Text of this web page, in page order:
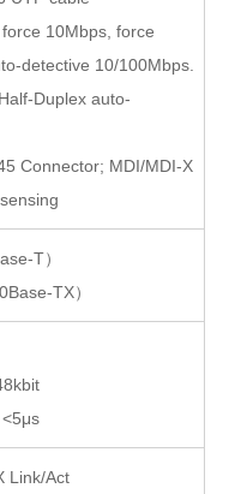
10Mbps, force
detective 10/100Mbps.
Duplex auto-
Connector; MDI/MDI-X
T）
TX）
Link/Act